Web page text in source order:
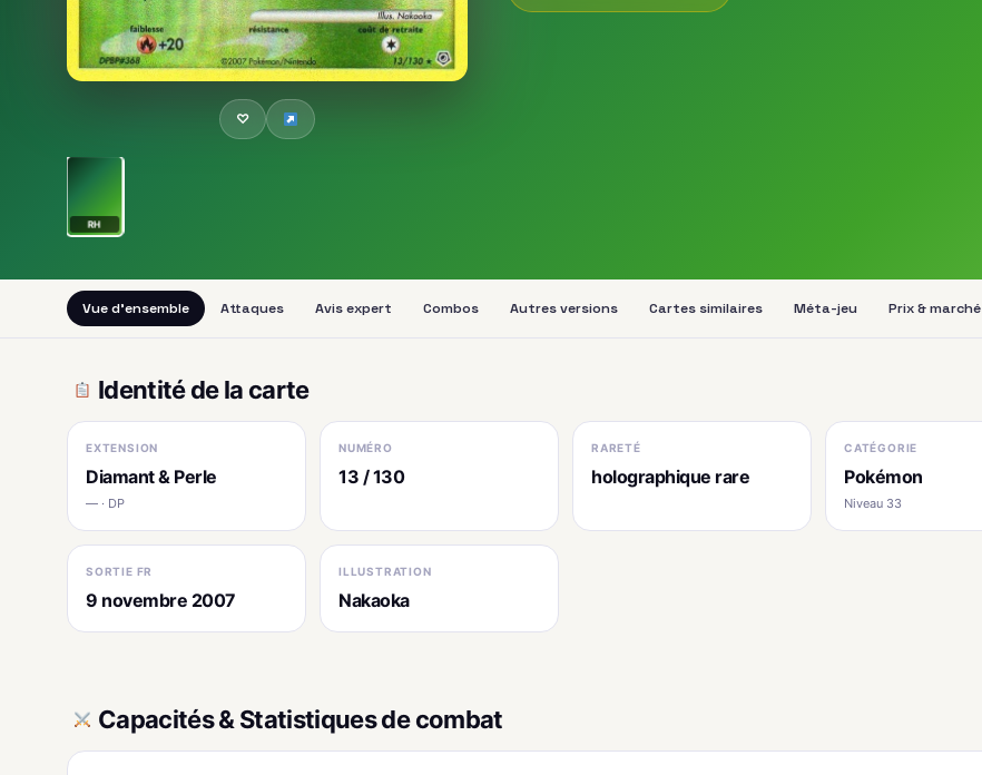
♡
RH
Vue d'ensemble Attaques Avis expert Combos Autres versions Cartes similaires Méta-jeu Prix & marché
Identité de la carte
EXTENSION
Diamant & Perle
— · DP
NUMÉRO
13 / 130
RARETÉ
holographique rare
CATÉGORIE
Pokémon
Niveau 33
SORTIE FR
9 novembre 2007
ILLUSTRATION
Nakaoka
Capacités & Statistiques de combat